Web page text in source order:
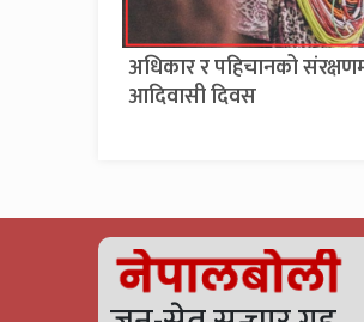
अधिकार र पहिचानको
आदिवासी दिवस